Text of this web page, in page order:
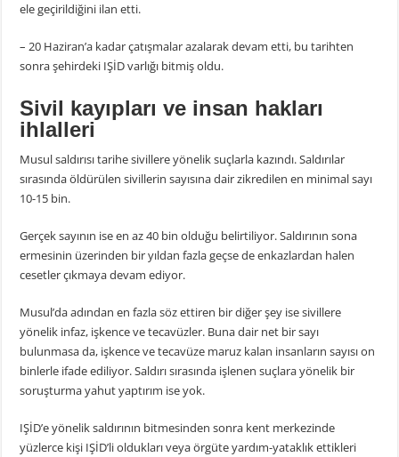
ele geçirildiğini ilan etti.
– 20 Haziran’a kadar çatışmalar azalarak devam etti, bu tarihten
sonra şehirdeki IŞİD varlığı bitmiş oldu.
Sivil kayıpları ve insan hakları
ihlalleri
Musul saldırısı tarihe sivillere yönelik suçlarla kazındı. Saldırılar
sırasında öldürülen sivillerin sayısına dair zikredilen en minimal sayı
10-15 bin.
Gerçek sayının ise en az 40 bin olduğu belirtiliyor. Saldırının sona
ermesinin üzerinden bir yıldan fazla geçse de enkazlardan halen
cesetler çıkmaya devam ediyor.
Musul’da adından en fazla söz ettiren bir diğer şey ise sivillere
yönelik infaz, işkence ve tecavüzler. Buna dair net bir sayı
bulunmasa da, işkence ve tecavüze maruz kalan insanların sayısı on
binlerle ifade ediliyor. Saldırı sırasında işlenen suçlara yönelik bir
soruşturma yahut yaptırım ise yok.
IŞİD’e yönelik saldırının bitmesinden sonra kent merkezinde
yüzlerce kişi IŞİD’li oldukları veya örgüte yardım-yataklık ettikleri